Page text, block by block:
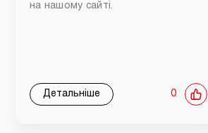
на нашому сайті.
Детальніше 0